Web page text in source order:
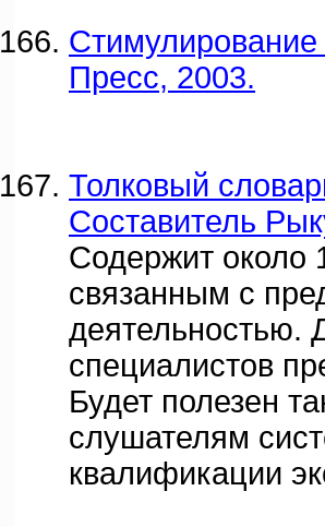
Пресс, 2003.
Толковый
Составитель
Содержит около
связанным с
деятельностью.
специалистов
Будет полезен
слушателям
квалификации